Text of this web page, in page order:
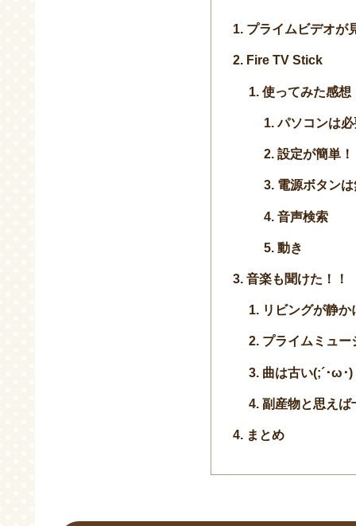
プライムビデオが
Fire TV Stick
使ってみた感想
パソコンは
設定が簡単！
電源ボタン
音声検索
動き
音楽も聞けた！！
リビングが静
プライムミュー
曲は古い(;´･ω･)
副産物と思えば
まとめ